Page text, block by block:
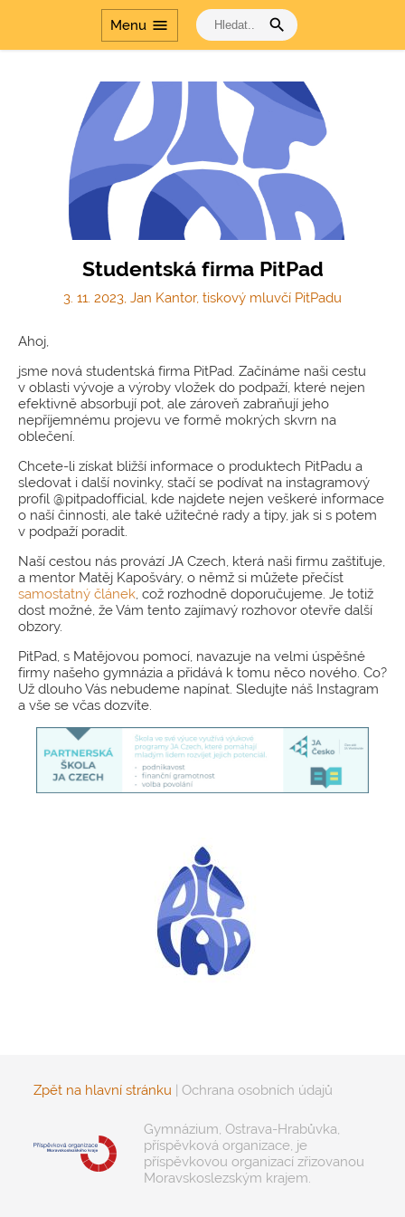
Menu menu search
Studentská firma PitPad
3. 11. 2023, Jan Kantor, tiskový mluvčí PitPadu
Ahoj,
jsme nová studentská firma PitPad. Začínáme naši cestu
v oblasti vývoje a výroby vložek do podpaží, které nejen
efektivně absorbují pot, ale zároveň zabraňují jeho
nepříjemnému projevu ve formě mokrých skvrn na
oblečení.
Chcete-li získat bližší informace o produktech PitPadu a
sledovat i další novinky, stačí se podívat na instagramový
profil @pitpadofficial, kde najdete nejen veškeré informace
o naší činnosti, ale také užitečné rady a tipy, jak si s potem
v podpaží poradit.
Naší cestou nás provází JA Czech, která naši firmu zaštiťuje,
a mentor Matěj Kapošváry, o němž si můžete přečíst
samostatný článek, což rozhodně doporučujeme. Je totiž
dost možné, že Vám tento zajímavý rozhovor otevře další
obzory.
PitPad, s Matějovou pomocí, navazuje na velmi úspěšné
firmy našeho gymnázia a přidává k tomu něco nového. Co?
Už dlouho Vás nebudeme napínat. Sledujte náš Instagram
a vše se včas dozvíte.
Zpět na hlavní stránku | Ochrana osobních údajů
Gymnázium, Ostrava-Hrabůvka,
příspěvková organizace, je
příspěvkovou organizací zřizovanou
Moravskoslezským krajem.